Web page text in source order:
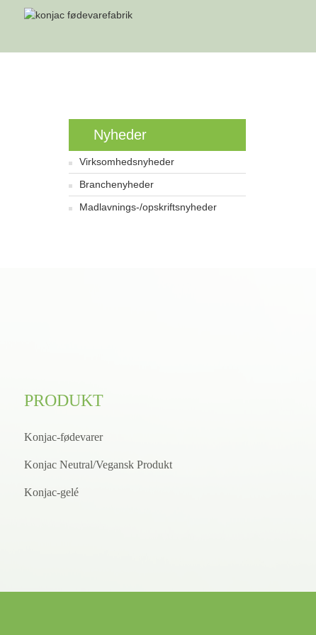
Nyheder
Virksomhedsnyheder
Branchenyheder
Madlavnings-/opskriftsnyheder
PRODUKT
Konjac-fødevarer
Konjac Neutral/Vegansk Produkt
Konjac-gelé